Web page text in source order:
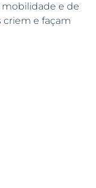
mobilidade e de
e façam